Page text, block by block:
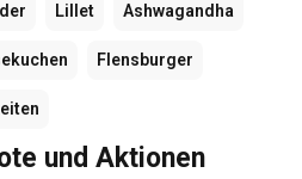
Lillet Ashwagandha
Flensburger
und Aktionen